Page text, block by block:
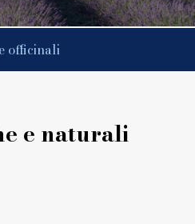
officinali
e naturali